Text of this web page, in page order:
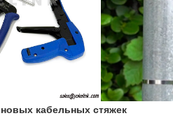
кабельных стяжек